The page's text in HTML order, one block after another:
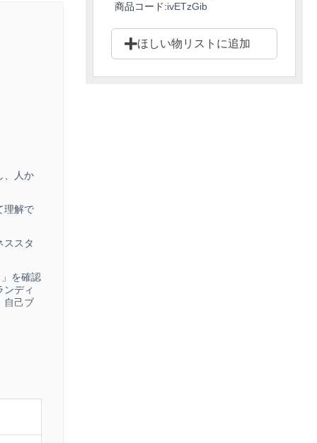
商品コード:ivETzGib
ほしい物リストに追加
、人か
理解で
ススタ
を確認
ンディ
自己ブ